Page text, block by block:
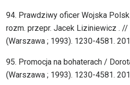
94. Prawdziwy oficer Wojska
rozm. przepr. Jacek Liziniewicz . //
(Warszawa ; 1993). 1230-4581.
95. Promocja na bohaterach /
(Warszawa ; 1993). 1230-4581.